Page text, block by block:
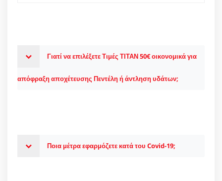
Γιατί να επιλέξετε Τιμές ΤΙΤΑΝ 50€ οικονομικά για
απόφραξη αποχέτευσης Πεντέλη ή άντληση υδάτων;
Ποια μέτρα εφαρμόζετε κατά του Covid-19;